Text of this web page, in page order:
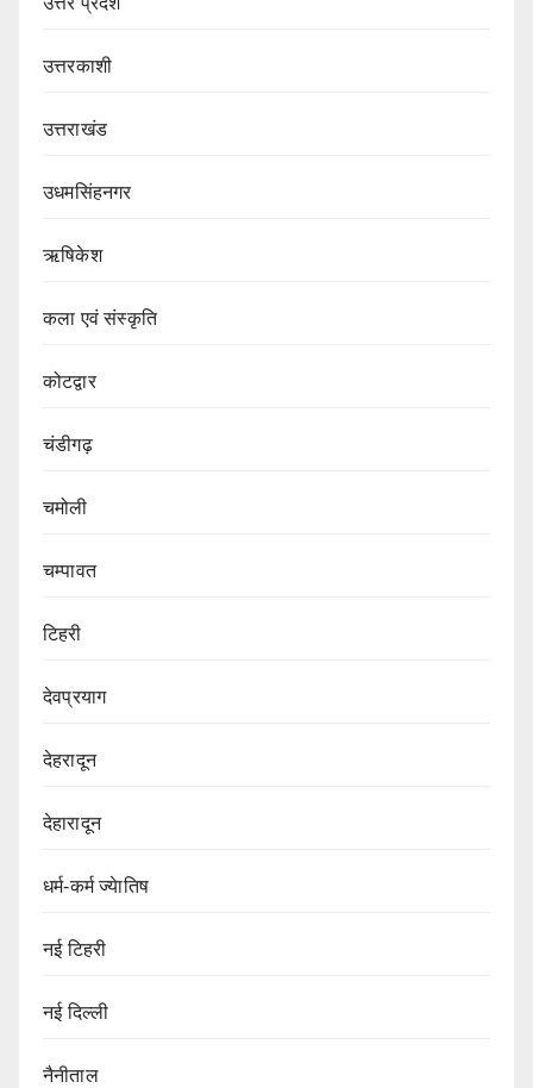
उत्तरकाशी
उत्तराखंड
उधमसिंहनगर
ऋषिकेश
कला एवं संस्कृति
कोटद्वार
चंडीगढ़
चमोली
चम्पावत
टिहरी
देवप्रयाग
देहरादून
देहारादून
धर्म-कर्म ज्येातिष
नई टिहरी
नई दिल्ली
नैनीताल